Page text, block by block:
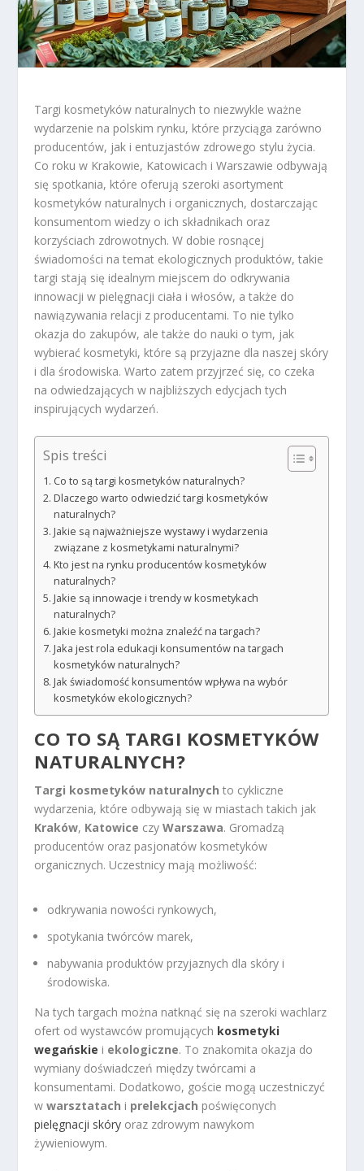
Targi kosmetyków naturalnych to niezwykle ważne
wydarzenie na polskim rynku, które przyciąga zarówno
producentów, jak i entuzjastów zdrowego stylu życia.
Co roku w Krakowie, Katowicach i Warszawie odbywają
się spotkania, które oferują szeroki asortyment
kosmetyków naturalnych i organicznych, dostarczając
konsumentom wiedzy o ich składnikach oraz
korzyściach zdrowotnych. W dobie rosnącej
świadomości na temat ekologicznych produktów, takie
targi stają się idealnym miejscem do odkrywania
innowacji w pielęgnacji ciała i włosów, a także do
nawiązywania relacji z producentami. To nie tylko
okazja do zakupów, ale także do nauki o tym, jak
wybierać kosmetyki, które są przyjazne dla naszej skóry
i dla środowiska. Warto zatem przyjrzeć się, co czeka
na odwiedzających w najbliższych edycjach tych
inspirujących wydarzeń.
Spis treści
Co to są targi kosmetyków naturalnych?
Dlaczego warto odwiedzić targi kosmetyków
naturalnych?
Jakie są najważniejsze wystawy i wydarzenia
związane z kosmetykami naturalnymi?
Kto jest na rynku producentów kosmetyków
naturalnych?
Jakie są innowacje i trendy w kosmetykach
naturalnych?
Jakie kosmetyki można znaleźć na targach?
Jaka jest rola edukacji konsumentów na targach
kosmetyków naturalnych?
Jak świadomość konsumentów wpływa na wybór
kosmetyków ekologicznych?
CO TO SĄ TARGI KOSMETYKÓW
NATURALNYCH?
Targi kosmetyków naturalnych to cykliczne
wydarzenia, które odbywają się w miastach takich jak
Kraków, Katowice czyWarszawa. Gromadzą
producentów oraz pasjonatów kosmetyków
organicznych. Uczestnicy mają możliwość:
odkrywania nowości rynkowych,
spotykania twórców marek,
nabywania produktów przyjaznych dla skóry i
środowiska.
Na tych targach można natknąć się na szeroki wachlarz
ofert od wystawców promujących kosmetyki
wegańskie i ekologiczne. To znakomita okazja do
wymiany doświadczeń między twórcami a
konsumentami. Dodatkowo, goście mogą uczestniczyć
wwarsztatach i prelekcjach poświęconych
pielęgnacji skóry oraz zdrowym nawykom
żywieniowym.